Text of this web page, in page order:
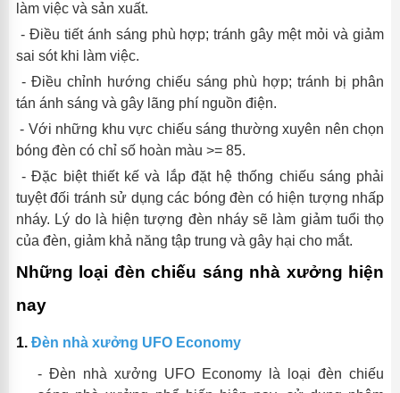
làm việc và sản xuất.
- Điều tiết ánh sáng phù hợp; tránh gây mệt mỏi và giảm
sai sót khi làm việc.
- Điều chỉnh hướng chiếu sáng phù hợp; tránh bị phân
tán ánh sáng và gây lãng phí nguồn điện.
- Với những khu vực chiếu sáng thường xuyên nên chọn
bóng đèn có chỉ số hoàn màu >= 85.
- Đặc biệt thiết kế và lắp đặt hệ thống chiếu sáng phải
tuyệt đối tránh sử dụng các bóng đèn có hiện tượng nhấp
nháy. Lý do là hiện tượng đèn nháy sẽ làm giảm tuổi thọ
của đèn, giảm khả năng tập trung và gây hại cho mắt.
Những loại đèn chiếu sáng nhà xưởng hiện
nay
1. Đèn nhà xưởng UFO Economy
- Đèn nhà xưởng UFO Economy là loại đèn chiếu